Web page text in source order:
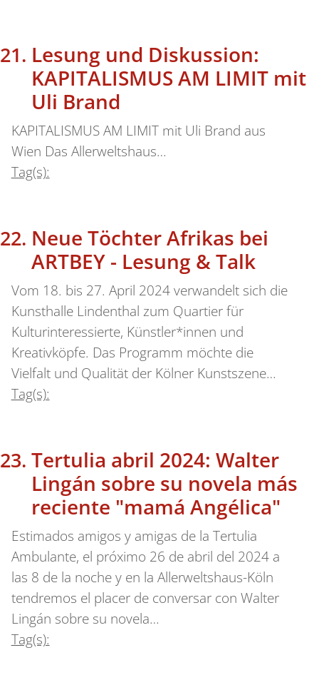
Lesung und Diskussion:
KAPITALISMUS AM LIMIT mit
Uli Brand
KAPITALISMUS AM LIMIT mit Uli Brand aus
Wien Das Allerweltshaus…
Tag(s):
Neue Töchter Afrikas bei
ARTBEY - Lesung & Talk
Vom 18. bis 27. April 2024 verwandelt sich die
Kunsthalle Lindenthal zum Quartier für
Kulturinteressierte, Künstler*innen und
Kreativköpfe. Das Programm möchte die
Vielfalt und Qualität der Kölner Kunstszene…
Tag(s):
Tertulia abril 2024: Walter
Lingán sobre su novela más
reciente "mamá Angélica"
Estimados amigos y amigas de la Tertulia
Ambulante, el próximo 26 de abril del 2024 a
las 8 de la noche y en la Allerweltshaus-Köln
tendremos el placer de conversar con Walter
Lingán sobre su novela…
Tag(s):